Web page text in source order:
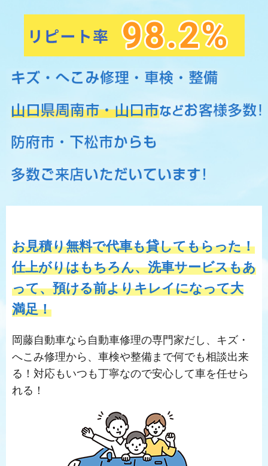
お見積り無料で代車も貸してもらった！
仕上がりはもちろん、洗車サービスもあ
って、預ける前よりキレイになって大
満足！
岡藤自動車なら自動車修理の専門家だし、キズ・
へこみ修理から、車検や整備まで何でも相談出来
る！対応もいつも丁寧なので安心して車を任せら
れる！